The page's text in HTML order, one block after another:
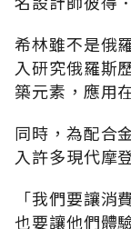
希林雖不是俄
入研究俄羅斯
築元素，應用
同時，為配合
入許多現代摩
「我們要讓消
也要讓他們體